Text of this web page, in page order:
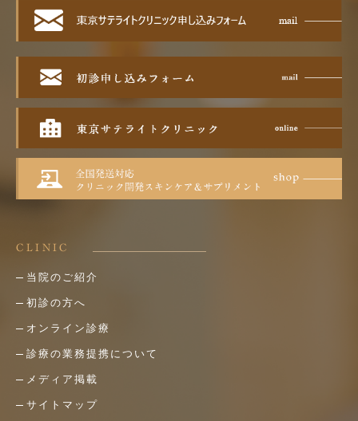
CLINIC
当院のご紹介
初診の方へ
オンライン診療
診療の業務提携について
メディア掲載
サイトマップ